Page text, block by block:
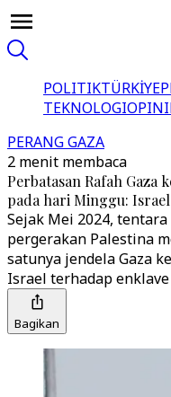
POLITIKTÜRKİYE
TEKNOLOGIOPINI
PERANG GAZA
2 menit membaca
Perbatasan Rafah Gaza
pada hari Minggu: Israel
Sejak Mei 2024,
pergerakan Palestina
satunya jendela Gaza
Israel terhadap
Bagikan